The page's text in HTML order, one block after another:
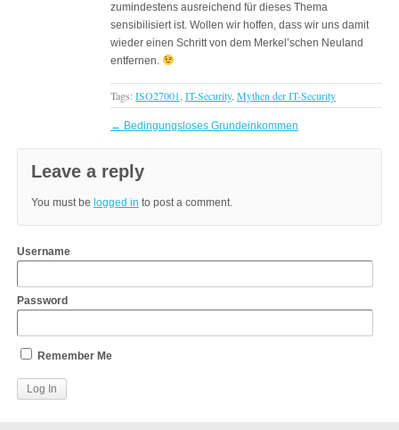
zumindestens ausreichend für dieses Thema
sensibilisiert ist. Wollen wir hoffen, dass wir uns damit
wieder einen Schritt von dem Merkel’schen Neuland
entfernen.
Tags: ISO27001 IT-Security, Mythen der IT-Security
← Bedingungsloses Grundeinkommen
Leave a reply
You must be logged in to post a comment.
Username
Password
Remember Me